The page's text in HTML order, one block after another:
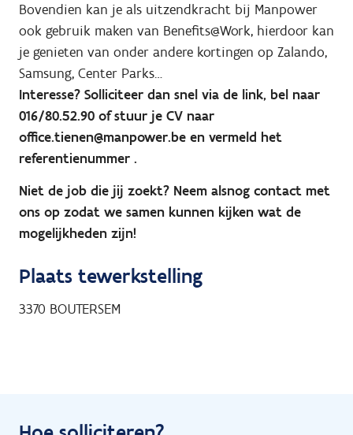
Bovendien kan je als uitzendkracht bij Manpower
ook gebruik maken van Benefits@Work, hierdoor kan
je genieten van onder andere kortingen op Zalando,
Samsung, Center Parks…
Interesse? Solliciteer dan snel via de link, bel naar
016/80.52.90 of stuur je CV naar
office.tienen@manpower.be en vermeld het
referentienummer .
Niet de job die jij zoekt? Neem alsnog contact met
ons op zodat we samen kunnen kijken wat de
mogelijkheden zijn!
Plaats tewerkstelling
3370 BOUTERSEM